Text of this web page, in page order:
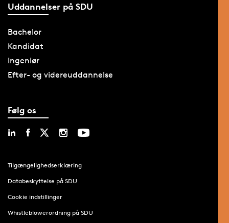
Uddannelser på SDU
Bachelor
Kandidat
Ingeniør
Efter- og videreuddannelse
Følg os
Tilgængelighedserklæring
Databeskyttelse på SDU
Cookie indstillinger
Whistleblowerordning på SDU